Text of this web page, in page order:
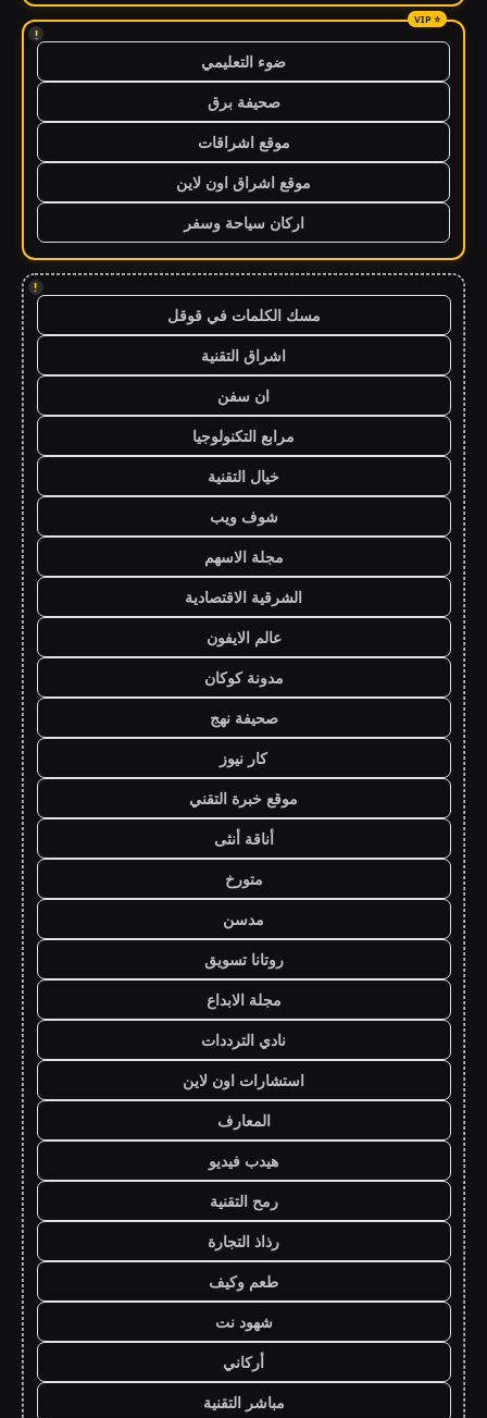
!
ضوء التعليمي
صحيفة برق
موقع اشراقات
موقع اشراق اون لاين
اركان سياحة وسفر
!
مسك الكلمات في قوقل
اشراق التقنية
ان سفن
مرابع التكنولوجيا
خيال التقنية
شوف ويب
مجلة الاسهم
الشرقية الاقتصادية
عالم الايفون
مدونة كوكان
صحيفة نهج
كار نيوز
موقع خبرة التقني
أناقة أنثى
متورخ
مدسن
روتانا تسويق
مجلة الابداع
نادي الترددات
استشارات اون لاين
المعارف
هيدب فيديو
رمح التقنية
رذاذ التجارة
طعم وكيف
شهود نت
أركاني
مباشر التقنية